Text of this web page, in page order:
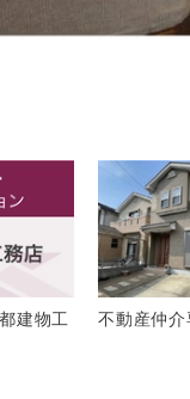
建物工
不動産仲